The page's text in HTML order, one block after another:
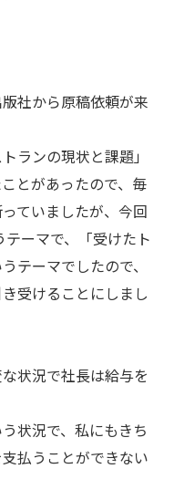
社から原稿依頼が来
ランの現状と課題」
とがあったので、毎
ていましたが、今回
ーマで、「受けたト
テーマでしたので、
受けることにしまし
状況で社長は給与を
状況で、私にもきち
払うことができない